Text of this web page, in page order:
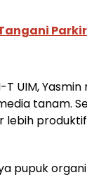
UIM,
tanam.
lebih
pupuk